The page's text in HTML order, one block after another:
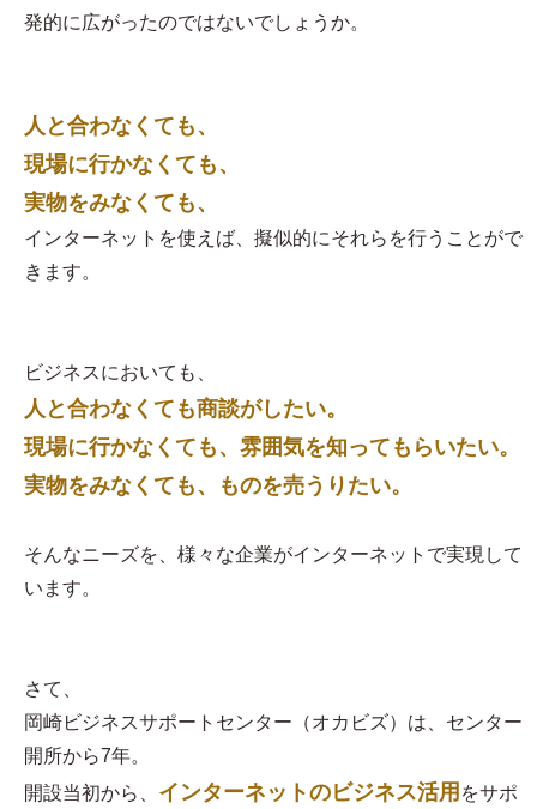
発的に広がったのではないでしょうか。
人と合わなくても、
現場に行かなくても、
実物をみなくても、
インターネットを使えば、擬似的にそれらを行うことがで
きます。
ビジネスにおいても、
人と合わなくても商談がしたい。
現場に行かなくても、雰囲気を知ってもらいたい。
実物をみなくても、ものを売うりたい。
そんなニーズを、様々な企業がインターネットで実現して
います。
さて、
岡崎ビジネスサポートセンター（オカビズ）は、センター
開所から7年。
開設当初から、 インターネットのビジネス活用 をサポ